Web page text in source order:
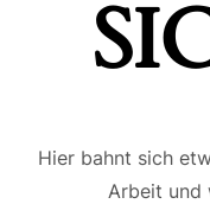
Hier bahnt sich
Arbeit und